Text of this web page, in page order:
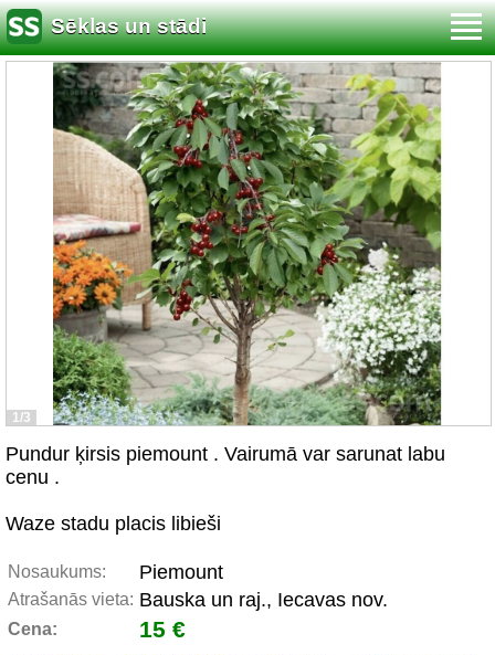
Sēklas un stādi
1/3
Pundur ķirsis piemount . Vairumā var sarunat labu
cenu .
Waze stadu placis libieši
Nosaukums: Piemount
Atrašanās vieta: Bauska un raj., Iecavas nov.
Cena: 15 €